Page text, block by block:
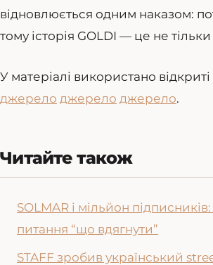
відновлюється одним наказом:
тому історія GOLDI — це не
У матеріалі використано
джерело джерело джерело.
Читайте також
SOLMAR і мільйон
питання “що вдягнути”
STAFF зробив український